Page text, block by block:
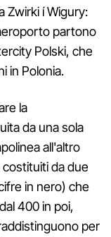
Zwirki í Wigury:
partono
Polski, che
in Polonia.
la
da una sola
all'altro
da due
in nero) che
400 in poi,
per